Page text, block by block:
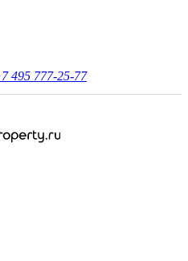
495 777-25-77